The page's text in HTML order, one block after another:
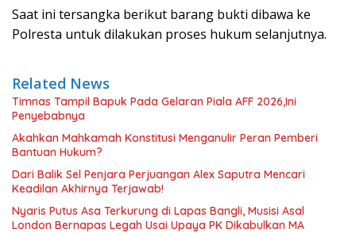
Saat ini tersangka berikut barang bukti dibawa ke
Polresta untuk dilakukan proses hukum selanjutnya.
Related News
Timnas Tampil Bapuk Pada Gelaran Piala AFF 2026,Ini
Penyebabnya
Akahkan Mahkamah Konstitusi Menganulir Peran Pemberi
Bantuan Hukum?
Dari Balik Sel Penjara Perjuangan Alex Saputra Mencari
Keadilan Akhirnya Terjawab!
Nyaris Putus Asa Terkurung di Lapas Bangli, Musisi Asal
London Bernapas Legah Usai Upaya PK Dikabulkan MA